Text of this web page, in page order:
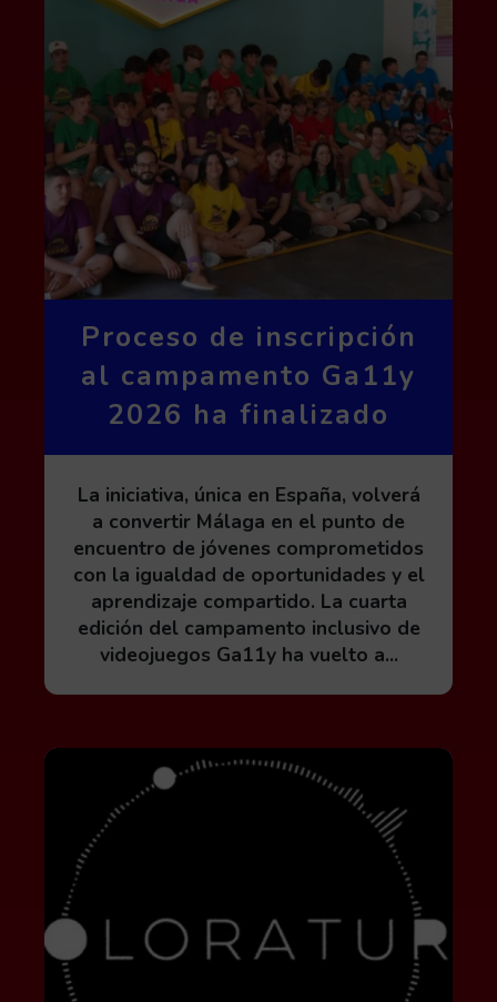
Proceso de inscripción
al campamento Ga11y
2026 ha finalizado
La iniciativa, única en España, volverá
a convertir Málaga en el punto de
encuentro de jóvenes comprometidos
con la igualdad de oportunidades y el
aprendizaje compartido. La cuarta
edición del campamento inclusivo de
videojuegos Ga11y ha vuelto a...
Leer más acerca de DOJO System presenta